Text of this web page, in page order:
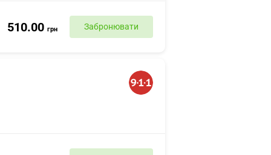
510.00 грн Забронювати